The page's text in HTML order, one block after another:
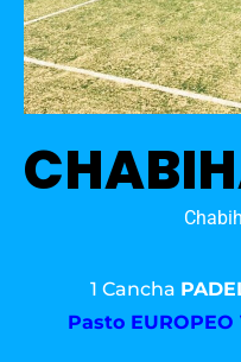
1 Cancha
Pasto